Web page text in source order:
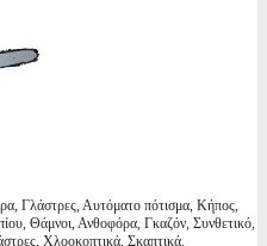
Γλάστρες, Αυτόματο πότισμα, Κήπος,
Θάμνοι, Ανθοφόρα, Γκαζόν, Συνθετικό,
Χλοοκοπτικά, Σκαπτικά,